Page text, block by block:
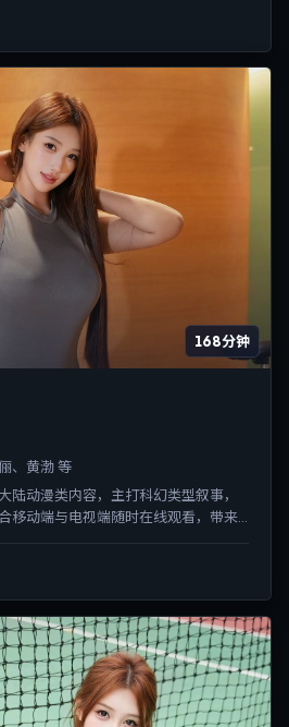
168分钟
、黄渤 等
陆动漫类内容，主打科幻类型叙事，
移动端与电视端随时在线观看，带来